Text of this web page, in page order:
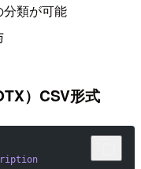
類が可能
）CSV形式